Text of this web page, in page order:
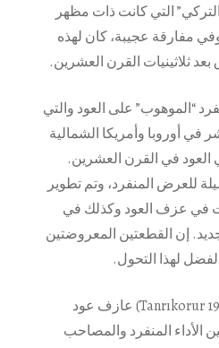
التي كانت ذات مظهر
مفارقة عجيبة، كان لهذه
بعد ثلاثينيات القرن العشرين.
“الموهوب” على العود والتي
أوروبا وأمريكا الشمالية
العود في القرن العشرين.
للعرض المنفرد، وتم تطوير
في عزف العود وكذلك في
إن القطعتين المعروضتين
لهذا التحول.
لقد كان (تارنيكور Tanrıkorur 1938-2000) عازف عود
الأداء المنفرد والمصاحب